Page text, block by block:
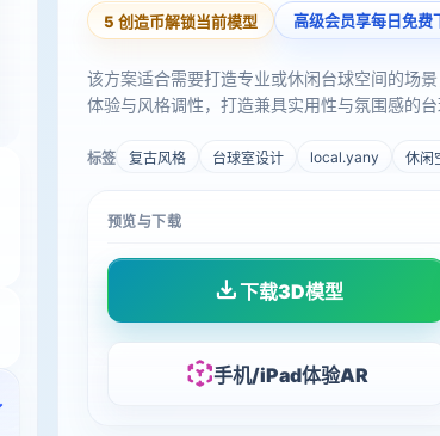
5 创造币解锁当前模型 高级会员享每日免费
该方案适合需要打造专业或休闲台球空间的场
体验与风格调性，打造兼具实用性与氛围感的台
标签 复古风格 台球室设计 local.yany 休闲
预览与下载
下载3D模型
手机/iPad体验AR